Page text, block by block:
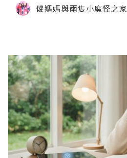
儍媽媽與兩隻小魔怪之家